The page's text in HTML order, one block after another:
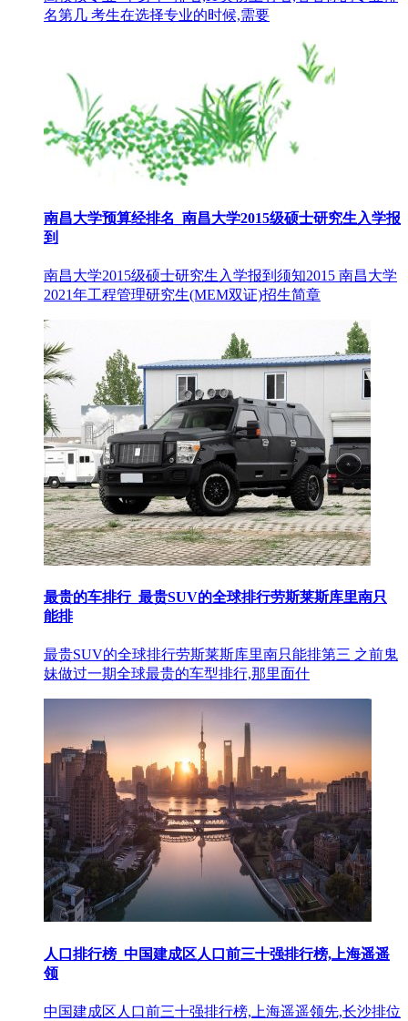
名第几 考生在选择专业的时候,需要
南昌大学预算经排名_南昌大学2015级硕士研究生入学报
到
南昌大学2015级硕士研究生入学报到须知2015 南昌大学
2021年工程管理研究生(MEM双证)招生简章
最贵的车排行_最贵SUV的全球排行劳斯莱斯库里南只
能排
最贵SUV的全球排行劳斯莱斯库里南只能排第三 之前鬼
妹做过一期全球最贵的车型排行,那里面什
人口排行榜_中国建成区人口前三十强排行榜,上海遥遥
领
中国建成区人口前三十强排行榜,上海遥遥领先,长沙排位